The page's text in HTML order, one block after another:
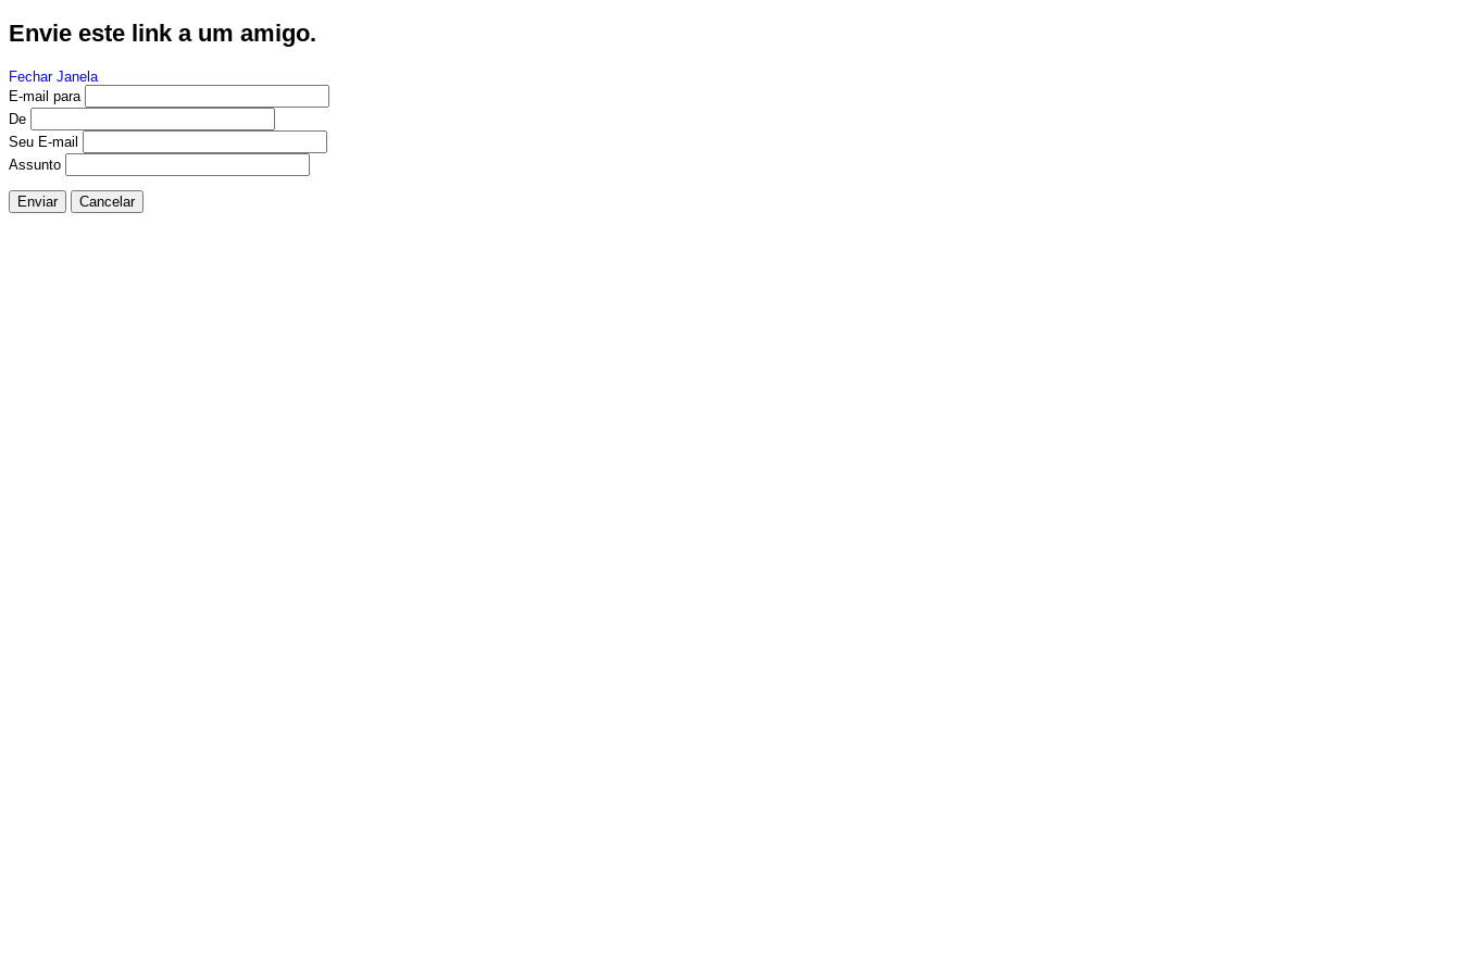
Envie este link a um amigo.
Fechar Janela
E-mail para
De
Seu E-mail
Assunto
Enviar Cancelar